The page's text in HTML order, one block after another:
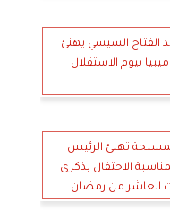
الفتاح السيسي يهنئ
بيوم الاستقلال
تهنئ الرئيس
الاحتفال بذكرى
العاشر من رمضان